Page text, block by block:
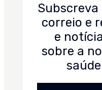
Subscreva
correio e
e
sobre a